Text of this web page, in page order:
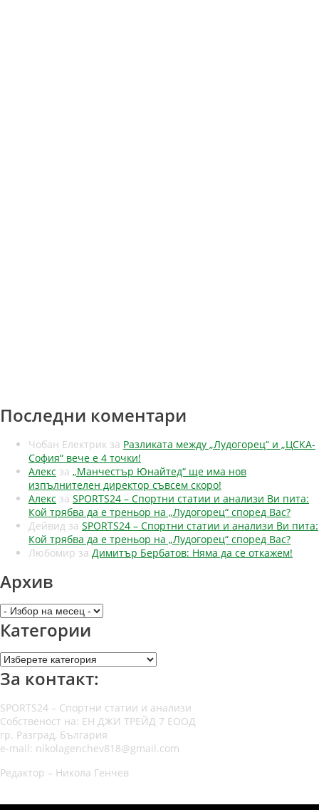
Последни коментари
Чобан Електрик за Разликата между „Лудогорец“ и „ЦСКА-
София“ вече е 4 точки!
Алекс за „Манчестър Юнайтед“ ще има нов
изпълнителен директор съвсем скоро!
Алекс за SPORTS24 – Спортни статии и анализи Ви пита:
Кой трябва да е треньор на „Лудогорец“ според Вас?
Дейвид за SPORTS24 – Спортни статии и анализи Ви пита:
Кой трябва да е треньор на „Лудогорец“ според Вас?
Любомир за Димитър Бербатов: Няма да се откажем!
Архив
Архив
Категории
Категории
За контакт:
SPORTS24 – Спортни статии и анализи
Собственост на: ЕН ДЖИ ТРЕЙД 7 ЕООД
гр. Разград, България
e-mail: nikolagenchev818@gmail.com
Редактор – Никола Генчев